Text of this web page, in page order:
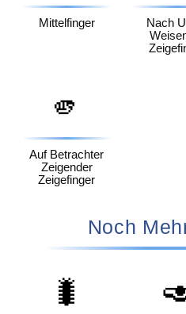
Mittelfinger
Nach
🫵
Auf Betrachter
Zeigender
Zeigefinger
Noch
🐛